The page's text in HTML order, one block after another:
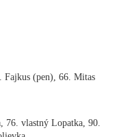
(pen), 66. Mitas
76. vlastný Lopatka, 90.